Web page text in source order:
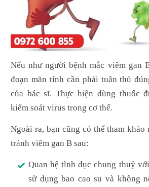
Nếu như người bệnh mắc viêm gan
đoạn mãn tính cần phải tuân thủ
của bác sĩ. Thực hiện dùng thuốc
kiểm soát virus trong cơ thể.
Ngoài ra, bạn cũng có thể tham khảo
tránh viêm gan B sau:
Quan hệ tình dục chung thuỷ
sử dụng bao cao su và không